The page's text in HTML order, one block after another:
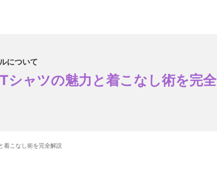
について
ャツの魅力と着こなし術を完全
着こなし術を完全解説